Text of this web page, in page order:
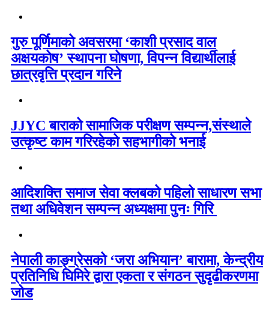
गुरु पूर्णिमाको अवसरमा ‘काशी प्रसाद वाल
अक्षयकोष’ स्थापना घोषणा, विपन्न विद्यार्थीलाई
छात्रवृत्ति प्रदान गरिने
JJYC बाराको सामाजिक परीक्षण सम्पन्न,संस्थाले
उत्कृष्ट काम गरिरहेको सहभागीको भनाई
आदिशक्ति समाज सेवा क्लबको पहिलो साधारण सभा
तथा अधिवेशन सम्पन्न अध्यक्षमा पुनः गिरि
नेपाली काङ्ग्रेसको ‘जरा अभियान’ बारामा, केन्द्रीय
प्रतिनिधि घिमिरे द्वारा एकता र संगठन सुदृढीकरणमा
जोड